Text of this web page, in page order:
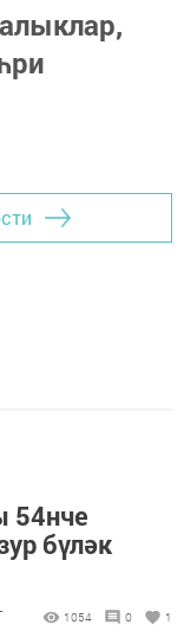
54нче
бүләк
1054 0 1